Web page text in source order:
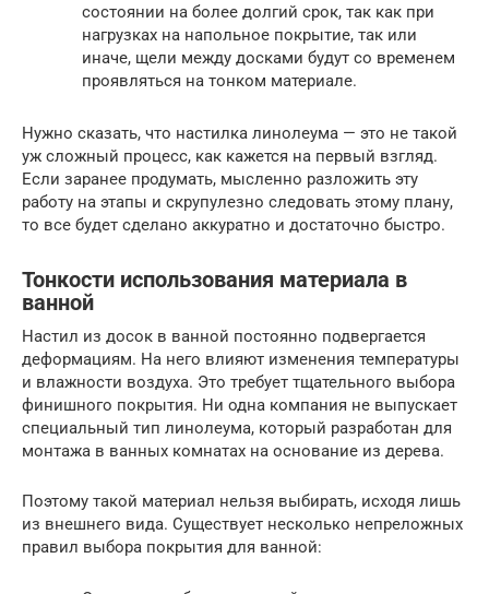
состоянии на более долгий срок, так как при
нагрузках на напольное покрытие, так или
иначе, щели между досками будут со временем
проявляться на тонком материале.
Нужно сказать, что настилка линолеума — это не такой
уж сложный процесс, как кажется на первый взгляд.
Если заранее продумать, мысленно разложить эту
работу на этапы и скрупулезно следовать этому плану,
то все будет сделано аккуратно и достаточно быстро.
Тонкости использования материала в
ванной
Настил из досок в ванной постоянно подвергается
деформациям. На него влияют изменения температуры
и влажности воздуха. Это требует тщательного выбора
финишного покрытия. Ни одна компания не выпускает
специальный тип линолеума, который разработан для
монтажа в ванных комнатах на основание из дерева.
Поэтому такой материал нельзя выбирать, исходя лишь
из внешнего вида. Существует несколько непреложных
правил выбора покрытия для ванной: